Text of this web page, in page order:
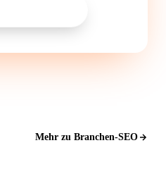
Mehr zu Branchen-SEO